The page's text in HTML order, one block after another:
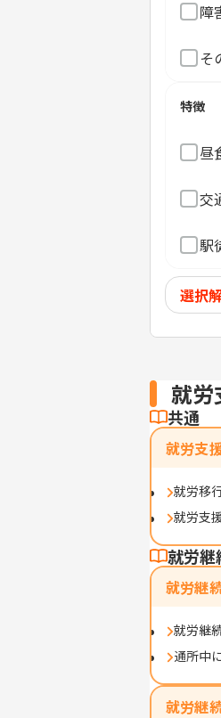
障
そ
特徴
昼
交
駅
選択
就労
共通
就労支
就労移
就労支
就労
就労継
就労継
通所中
就労継